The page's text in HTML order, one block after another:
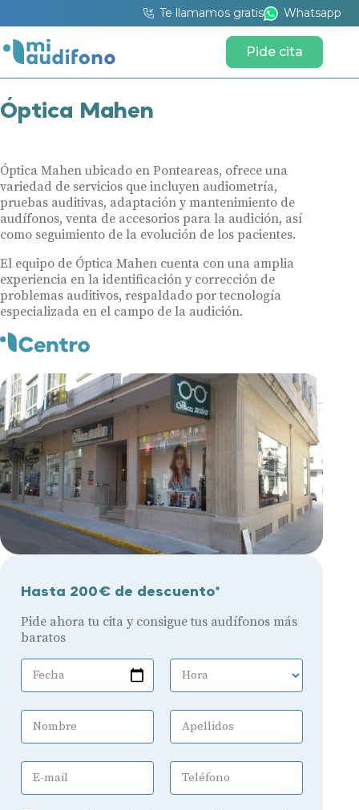
Te llamamos gratis Whatsapp
Pide cita
Óptica Mahen
Óptica Mahen ubicado en Ponteareas, ofrece una
variedad de servicios que incluyen audiometría,
pruebas auditivas, adaptación y mantenimiento de
audífonos, venta de accesorios para la audición, así
como seguimiento de la evolución de los pacientes.
El equipo de Óptica Mahen cuenta con una amplia
experiencia en la identificación y corrección de
problemas auditivos, respaldado por tecnología
especializada en el campo de la audición.
Hasta 200€ de descuento*
Pide ahora tu cita y consigue tus audífonos más
baratos
Fecha Hora
Nombre Apellidos
E-mail Teléfono